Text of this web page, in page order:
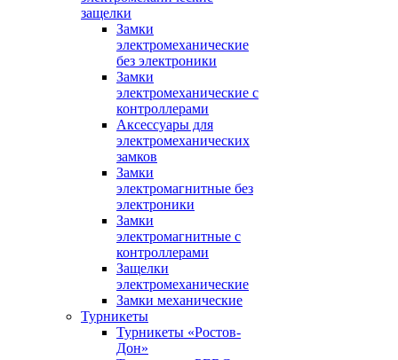
защелки
Замки
электромеханические
без электроники
Замки
электромеханические с
контроллерами
Аксессуары для
электромеханических
замков
Замки
электромагнитные без
электроники
Замки
электромагнитные с
контроллерами
Защелки
электромеханические
Замки механические
Турникеты
Турникеты «Ростов-
Дон»